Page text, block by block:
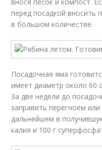
перед посадкой вносить
в большом количестве.
Посадочная яма
имеет диаметр около 60
За две недели до
заправить перегноем
дальнейшем в
калия и 100 г